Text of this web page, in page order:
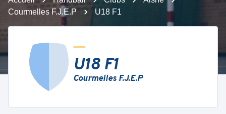
Courmelles F.J.E.P
U18 F1
U18 F1
Courmelles F.J.E.P